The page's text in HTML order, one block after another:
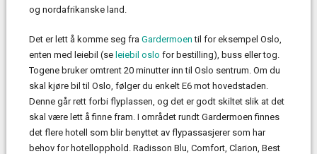
og nordafrikanske land.
Det er lett å komme seg fra Gardermoen til for eksempel Oslo,
enten med leiebil (se leiebil oslo for bestilling), buss eller tog.
Togene bruker omtrent 20 minutter inn til Oslo sentrum. Om du
skal kjøre bil til Oslo, følger du enkelt E6 mot hovedstaden.
Denne går rett forbi flyplassen, og det er godt skiltet slik at det
skal være lett å finne fram. I området rundt Gardermoen finnes
det flere hotell som blir benyttet av flypassasjerer som har
behov for hotellopphold. Radisson Blu, Comfort, Clarion, Best